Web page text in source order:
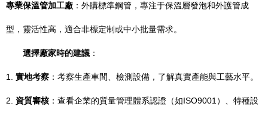
專業保溫管加工廠 ：外購標準鋼管，專注于保溫層發泡和外護管成
型，靈活性高，適合非標定制或中小批量需求。
選擇廠家時的建議 ：
1. 實地考察 ：考察生產車間、檢測設備，了解真實產能與工藝水平。
2. 資質審核 ：查看企業的質量管理體系認證（如ISO9001）、特種設